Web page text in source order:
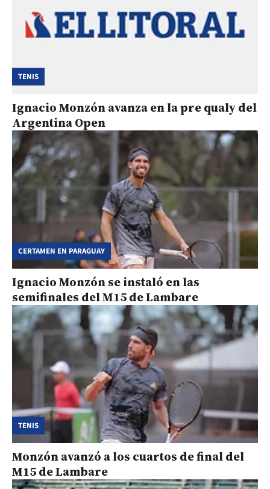
TENIS
Ignacio Monzón avanza en la pre qualy del
Argentina Open
CERTAMEN EN PARAGUAY
Ignacio Monzón se instaló en las
semifinales del M15 de Lambare
TENIS
Monzón avanzó a los cuartos de final del
M15 de Lambare